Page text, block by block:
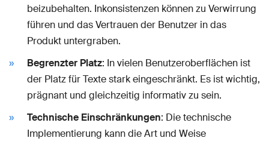
beizubehalten. Inkonsistenzen können zu Verwirrung
führen und das Vertrauen der Benutzer in das
Produkt untergraben.
Begrenzter Platz: In vielen Benutzeroberflächen ist
der Platz für Texte stark eingeschränkt. Es ist wichtig,
prägnant und gleichzeitig informativ zu sein.
Technische Einschränkungen: Die technische
Implementierung kann die Art und Weise